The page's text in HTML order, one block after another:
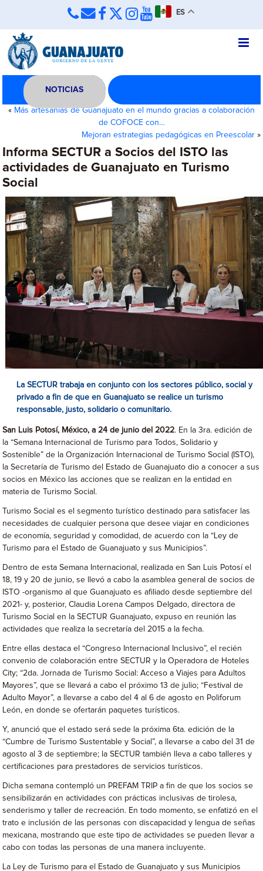
ES
NOTICIAS
« Más artesanías de Guanajuato en el mundo gracias a colaboración
de COFOCE con…
Mejoran estrategias pedagógicas en Preescolar»
Informa SECTUR a Socios del ISTO las
actividades de Guanajuato en Turismo
Social
La SECTUR trabaja en conjunto con los sectores público, social y
privado a fin de que en Guanajuato se realice un turismo
responsable, justo, solidario o comunitario.
San Luis Potosí, México, a 24 de junio del 2022. En la 3ra. edición de
la “Semana Internacional de Turismo para Todos, Solidario y
Sostenible” de la Organización Internacional de Turismo Social (ISTO),
la Secretaría de Turismo del Estado de Guanajuato dio a conocer a sus
socios en México las acciones que se realizan en la entidad en
materia de Turismo Social.
Turismo Social es el segmento turístico destinado para satisfacer las
necesidades de cualquier persona que desee viajar en condiciones
de economía, seguridad y comodidad, de acuerdo con la “Ley de
Turismo para el Estado de Guanajuato y sus Municipios”.
Dentro de esta Semana Internacional, realizada en San Luis Potosí el
18, 19 y 20 de junio, se llevó a cabo la asamblea general de socios de
ISTO -organismo al que Guanajuato es afiliado desde septiembre del
2021- y, posterior, Claudia Lorena Campos Delgado, directora de
Turismo Social en la SECTUR Guanajuato, expuso en reunión las
actividades que realiza la secretaría del 2015 a la fecha.
Entre ellas destaca el “Congreso Internacional Inclusivo”, el recién
convenio de colaboración entre SECTUR y la Operadora de Hoteles
City; “2da. Jornada de Turismo Social: Acceso a Viajes para Adultos
Mayores”, que se llevará a cabo el próximo 13 de julio; “Festival de
Adulto Mayor”, a llevarse a cabo del 4 al 6 de agosto en Poliforum
León, en donde se ofertarán paquetes turísticos.
Y, anunció que el estado será sede la próxima 6ta. edición de la
“Cumbre de Turismo Sustentable y Social”, a llevarse a cabo del 31 de
agosto al 3 de septiembre; la SECTUR también lleva a cabo talleres y
certificaciones para prestadores de servicios turísticos.
Dicha semana contempló un PREFAM TRIP a fin de que los socios se
sensibilizarán en actividades con prácticas inclusivas de tirolesa,
senderismo y taller de recreación. En todo momento, se enfatizó en el
trato e inclusión de las personas con discapacidad y lengua de señas
mexicana, mostrando que este tipo de actividades se pueden llevar a
cabo con todas las personas de una manera incluyente.
La Ley de Turismo para el Estado de Guanajuato y sus Municipios